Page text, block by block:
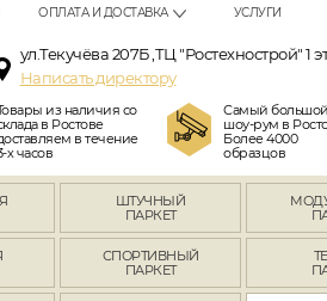
ОПЛАТА И ДОСТАВКА УСЛУГИ
ул.Текучёва 207Б ,ТЦ "Ростехнострой" 1
Написать директору
из наличия со
в Ростове
в течение
х часов
Самый
шоу-рум в
Более 4000
образцов
ШТУЧНЫЙ
ПАРКЕТ
СПОРТИВНЫЙ
ПАРКЕТ